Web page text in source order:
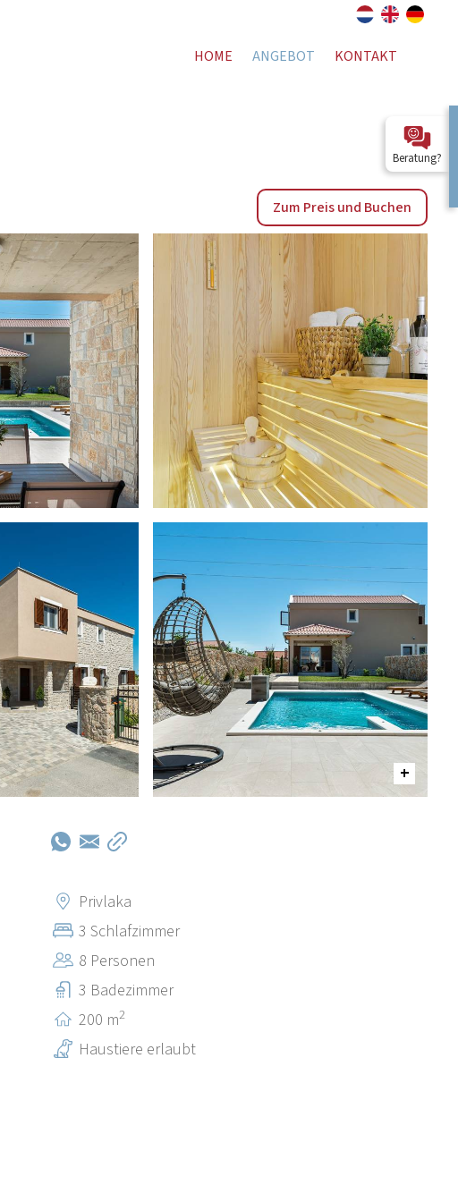
HOME ANGEBOT KONTAKT
Zum Preis und Buchen
Privlaka
3 Schlafzimmer
8 Personen
3 Badezimmer
200 m2
Haustiere erlaubt
Beratung?